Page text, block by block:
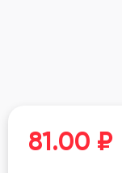
81.00 ₽